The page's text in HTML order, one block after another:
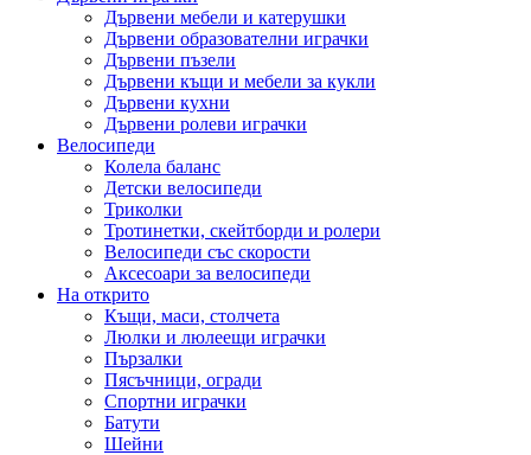
Дървени мебели и катерушки
Дървени образователни играчки
Дървени пъзели
Дървени къщи и мебели за кукли
Дървени кухни
Дървени ролеви играчки
Велосипеди
Колела баланс
Детски велосипеди
Триколки
Тротинетки, скейтборди и ролери
Велосипеди със скорости
Аксесоари за велосипеди
На открито
Къщи, маси, столчета
Люлки и люлеещи играчки
Пързалки
Пясъчници, огради
Спортни играчки
Батути
Шейни